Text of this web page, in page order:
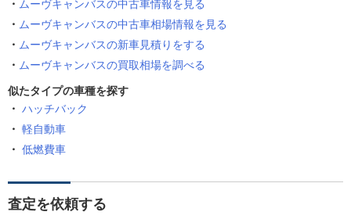
ムーヴキャンバスの中古車情報を見る
ムーヴキャンバスの中古車相場情報を見る
ムーヴキャンバスの新車見積りをする
ムーヴキャンバスの買取相場を調べる
似たタイプの車種を探す
ハッチバック
軽自動車
低燃費車
査定を依頼する